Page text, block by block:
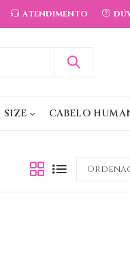
ATENDIMENTO
SIZE CABELO